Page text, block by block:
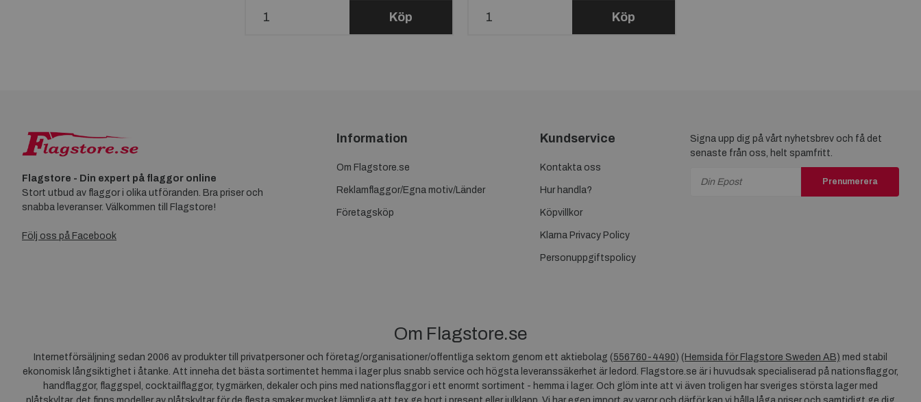
Köp Köp
Flagstore - Din expert på flaggor online
Stort utbud av flaggor i olika utföranden. Bra priser och
snabba leveranser. Välkommen till Flagstore!
Följ oss på Facebook
Information
Om Flagstore.se
Reklamflaggor/Egna motiv/Länder
Företagsköp
Kundservice
Kontakta oss
Hur handla?
Köpvillkor
Klarna Privacy Policy
Personuppgiftspolicy
Signa upp dig på vårt nyhetsbrev och få det
senaste från oss, helt spamfritt.
Prenumerera
Om Flagstore.se
Internetförsäljning sedan 2006 av produkter till privatpersoner och företag/organisationer/offentliga sektorn genom ett aktiebolag (556760-4490) ( Hemsida för Flagstore Sweden AB) med stabil
ekonomisk långsiktighet i åtanke. Att inneha det bästa sortimentet hemma i lager plus snabb service och högsta leveranssäkerhet är ledord. Flagstore.se är i huvudsak specialiserad på nationsflaggor,
handflaggor, flaggspel, cocktailflaggor, tygmärken, dekaler och pins med nationsflaggor i ett enormt sortiment - hemma i lager. Och glöm inte att vi även troligen har sveriges största lager med